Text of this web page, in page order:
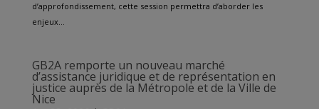
d’approfondissement, cette session permettra d’aborder les
enjeux...
GB2A remporte un nouveau marché
d’assistance juridique et de représentation en
justice auprès de la Métropole et de la Ville de
Nice